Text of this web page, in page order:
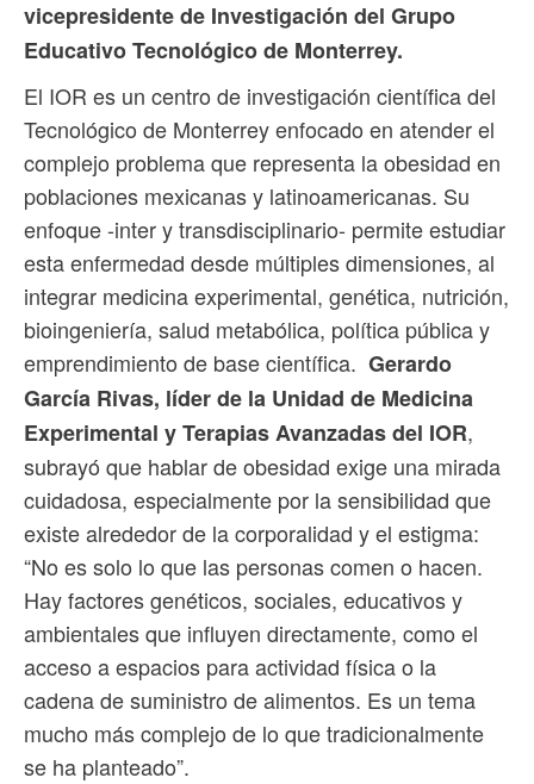
vicepresidente de Investigación del Grupo
Educativo Tecnológico de Monterrey.
El IOR es un centro de investigación científica del
Tecnológico de Monterrey enfocado en atender el
complejo problema que representa la obesidad en
poblaciones mexicanas y latinoamericanas. Su
enfoque -inter y transdisciplinario- permite estudiar
esta enfermedad desde múltiples dimensiones, al
integrar medicina experimental, genética, nutrición,
bioingeniería, salud metabólica, política pública y
emprendimiento de base científica. Gerardo
García Rivas, líder de la Unidad de Medicina
Experimental y Terapias Avanzadas del IOR,
subrayó que hablar de obesidad exige una mirada
cuidadosa, especialmente por la sensibilidad que
existe alrededor de la corporalidad y el estigma:
“No es solo lo que las personas comen o hacen.
Hay factores genéticos, sociales, educativos y
ambientales que influyen directamente, como el
acceso a espacios para actividad física o la
cadena de suministro de alimentos. Es un tema
mucho más complejo de lo que tradicionalmente
se ha planteado”.